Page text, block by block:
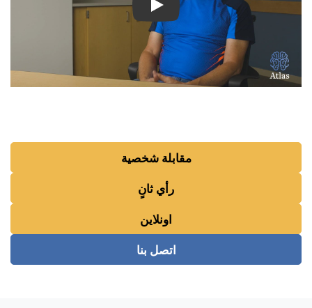
مقابلة شخصية
رأي ثانٍ
اونلاين
اتصل بنا